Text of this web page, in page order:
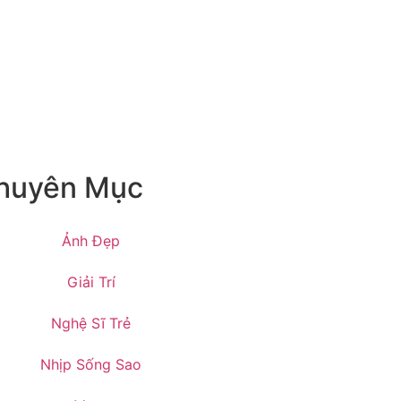
Mục
Ảnh Đẹp
Giải Trí
Nghệ Sĩ Trẻ
Nhịp Sống Sao